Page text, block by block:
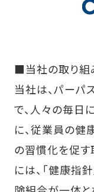
■当社の取り組
当社は、パーパ
で、人々の毎日
に、従業員の健
の習慣化を促す
には、「健康指